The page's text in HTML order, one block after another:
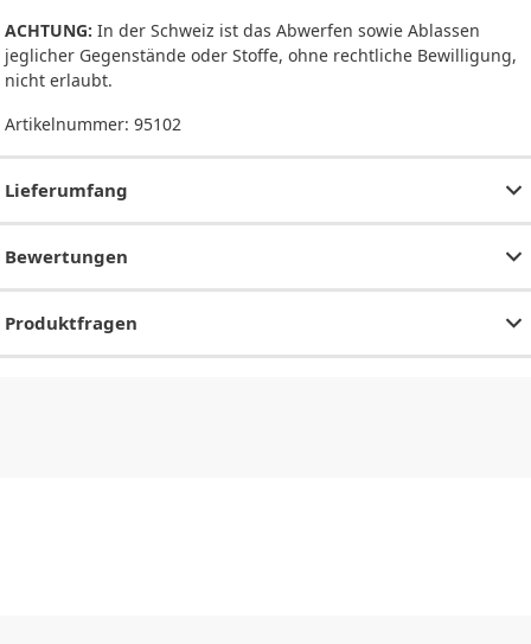
ACHTUNG: In der Schweiz ist das Abwerfen sowie Ablassen
jeglicher Gegenstände oder Stoffe, ohne rechtliche Bewilligung,
nicht erlaubt.
Artikelnummer: 95102
Lieferumfang
Bewertungen
Produktfragen